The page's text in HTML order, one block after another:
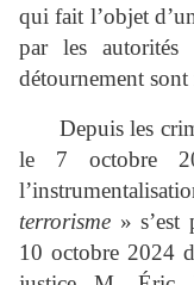
qui fait l’objet
par les
détournement sont
Depuis les
le 7 octobre
terrorisme » s’est
10 octobre 2024